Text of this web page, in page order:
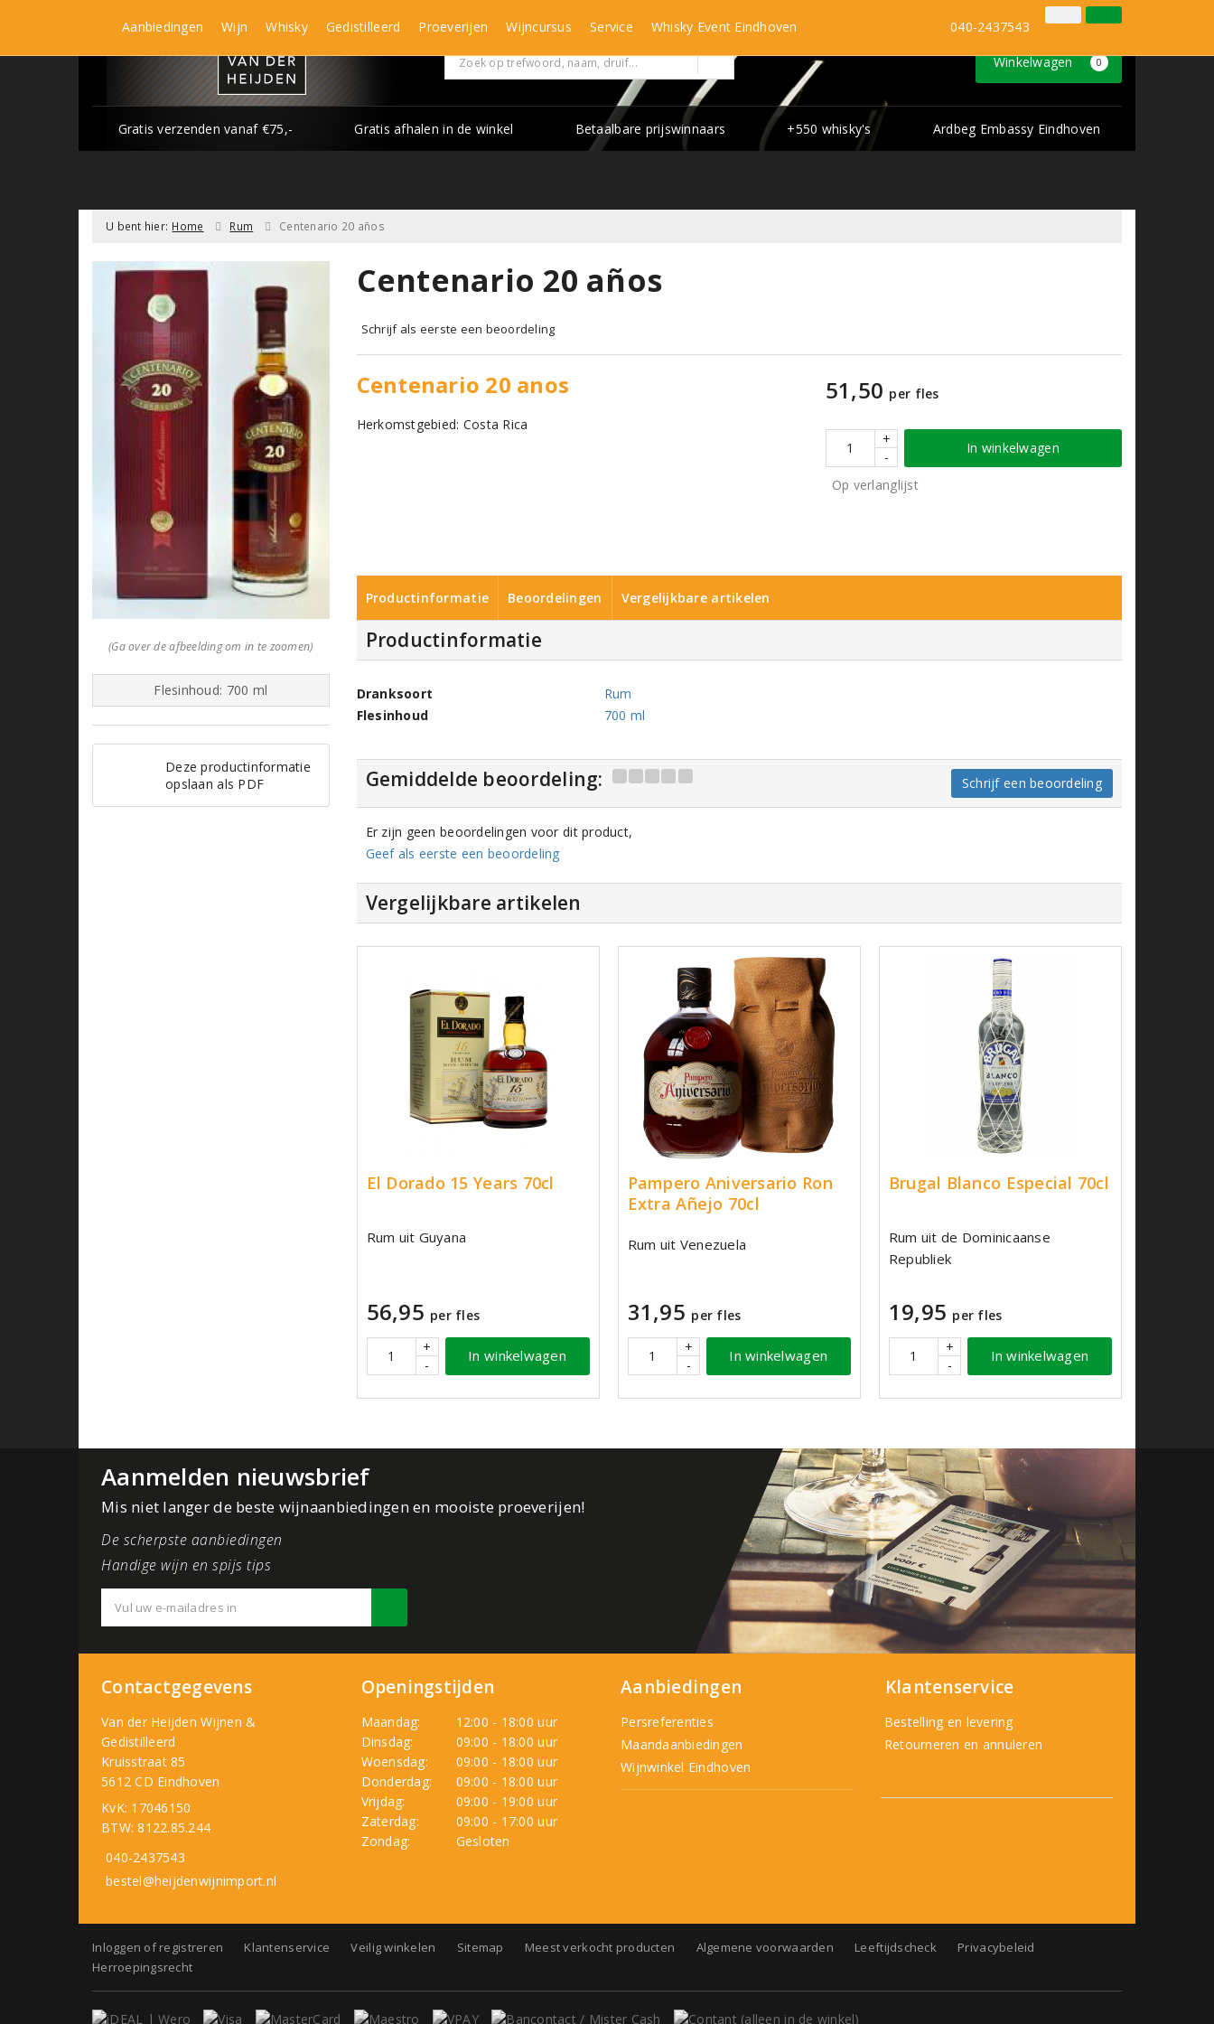
Inloggen Klantenservice
Winkelwagen 0
Gratis verzenden vanaf €75,- Gratis afhalen in de winkel Betaalbare prijswinnaars +550 whisky's Ardbeg Embassy Eindhoven
Aanbiedingen Wijn Whisky Gedistilleerd Proeverijen Wijncursus Service Whisky Event Eindhoven 040-2437543
U bent hier: Home Rum Centenario 20 años
(Ga over de afbeelding om in te zoomen)
Flesinhoud: 700 ml
Deze productinformatie
opslaan als PDF
Centenario 20 años
Schrijf als eerste een beoordeling
Centenario 20 anos
Herkomstgebied: Costa Rica
51,50 per fles
+
-
In winkelwagen
Op verlanglijst
Productinformatie Beoordelingen Vergelijkbare artikelen
Productinformatie
Dranksoort
Rum
Flesinhoud
700 ml
Gemiddelde beoordeling: Schrijf een beoordeling
Er zijn geen beoordelingen voor dit product,
Geef als eerste een beoordeling
Vergelijkbare artikelen
El Dorado 15 Years 70cl
Rum uit Guyana
56,95 per fles
+
-
In winkelwagen
Pampero Aniversario Ron
Extra Añejo 70cl
Rum uit Venezuela
31,95 per fles
+
-
In winkelwagen
Brugal Blanco Especial 70cl
Rum uit de Dominicaanse
Republiek
19,95 per fles
+
-
In winkelwagen
Aanmelden nieuwsbrief
Mis niet langer de beste wijnaanbiedingen en mooiste proeverijen!
De scherpste aanbiedingen
Handige wijn en spijs tips
Contactgegevens
Van der Heijden Wijnen &
Gedistilleerd
Kruisstraat 85
5612 CD Eindhoven
KvK: 17046150
BTW: 8122.85.244
040-2437543
bestel@heijdenwijnimport.nl
Openingstijden
Maandag:
12:00 - 18:00 uur
Dinsdag:
09:00 - 18:00 uur
Woensdag:
09:00 - 18:00 uur
Donderdag:
09:00 - 18:00 uur
Vrijdag:
09:00 - 19:00 uur
Zaterdag:
09:00 - 17:00 uur
Zondag:
Gesloten
Aanbiedingen
Persreferenties
Maandaanbiedingen
Wijnwinkel Eindhoven
Klantenservice
Bestelling en levering
Retourneren en annuleren
Inloggen of registreren Klantenservice Veilig winkelen Sitemap Meest verkocht producten Algemene voorwaarden Leeftijdscheck
Privacybeleid
Herroepingsrecht